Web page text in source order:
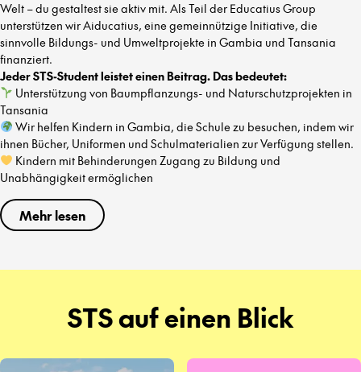
Welt – du gestaltest sie aktiv mit. Als Teil der Educatius Group
unterstützen wir Aiducatius, eine gemeinnützige Initiative, die
sinnvolle Bildungs- und Umweltprojekte in Gambia und Tansania
finanziert.
Jeder STS-Student leistet einen Beitrag. Das bedeutet:
Unterstützung von Baumpflanzungs- und Naturschutzprojekten in
Tansania
Wir helfen Kindern in Gambia, die Schule zu besuchen, indem wir
ihnen Bücher, Uniformen und Schulmaterialien zur Verfügung stellen.
Kindern mit Behinderungen Zugang zu Bildung und
Unabhängigkeit ermöglichen
Mehr lesen
STS auf einen Blick